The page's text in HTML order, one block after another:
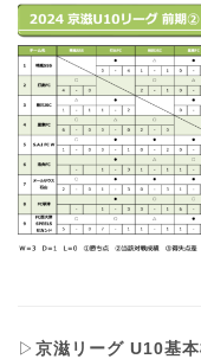
▷ 京滋リーグ U10基